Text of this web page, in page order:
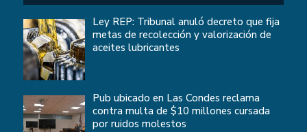
Ley REP: Tribunal anuló decreto que fija
metas de recolección y valorización de
aceites lubricantes
Pub ubicado en Las Condes reclama
contra multa de $10 millones cursada
por ruidos molestos